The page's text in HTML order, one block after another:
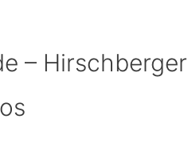
– Hirschberger